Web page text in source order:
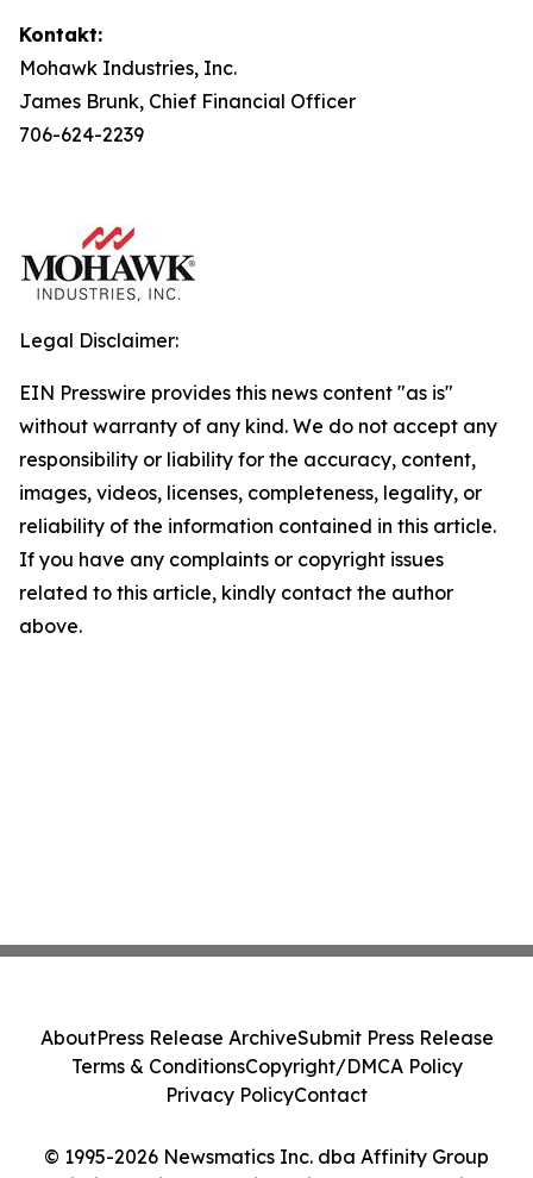
Kontakt:
Mohawk Industries, Inc.
James Brunk, Chief Financial Officer
706-624-2239
Legal Disclaimer:
EIN Presswire provides this news content "as is"
without warranty of any kind. We do not accept any
responsibility or liability for the accuracy, content,
images, videos, licenses, completeness, legality, or
reliability of the information contained in this article.
If you have any complaints or copyright issues
related to this article, kindly contact the author
above.
© 1995-2026 Newsmatics Inc. dba Affinity Group
AboutPress Release ArchiveSubmit Press Release
Terms & ConditionsCopyright/DMCA Policy
Privacy PolicyContact